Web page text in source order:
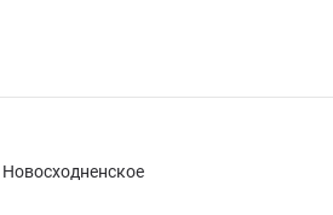
Новосходненское